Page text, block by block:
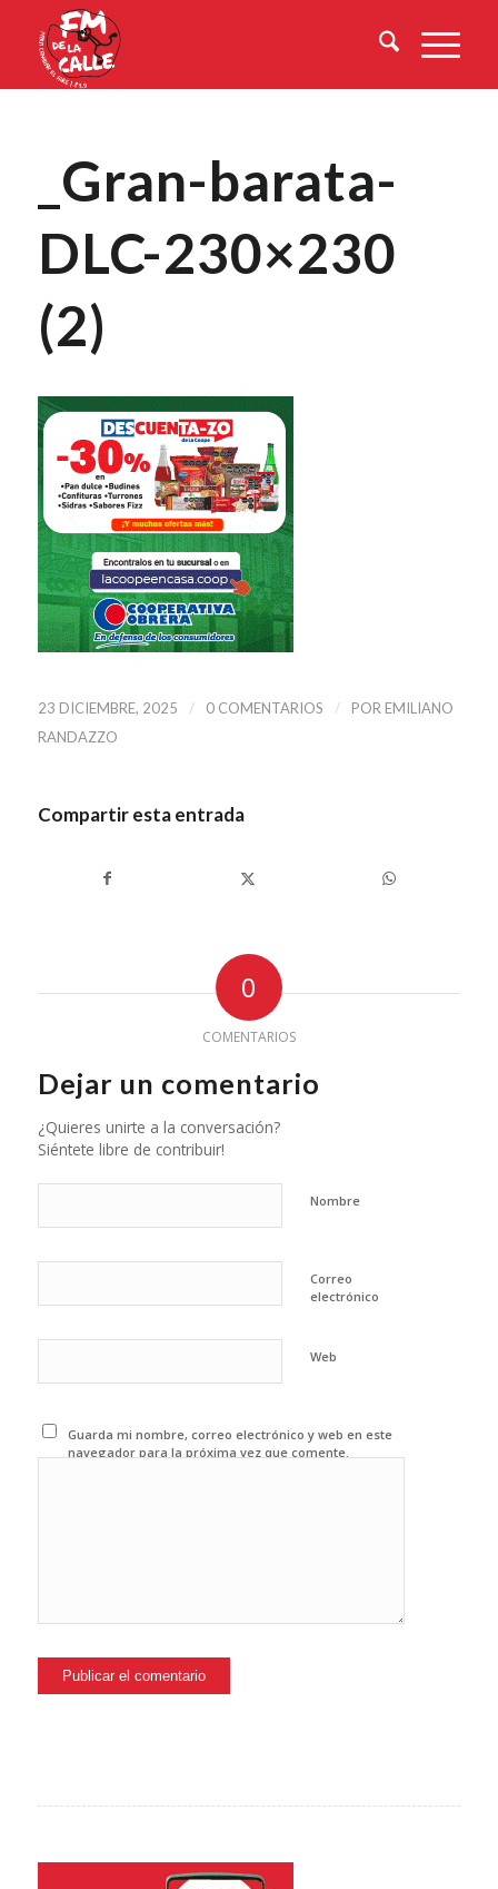
_Gran-barata-
DLC-230×230
(2)
23 DICIEMBRE, 2025 / 0 COMENTARIOS / POR EMILIANO
RANDAZZO
Compartir esta entrada
0
COMENTARIOS
Dejar un comentario
¿Quieres unirte a la conversación?
Siéntete libre de contribuir!
Nombre
Correo
electrónico
Web
Guarda mi nombre, correo electrónico y web en este
navegador para la próxima vez que comente.